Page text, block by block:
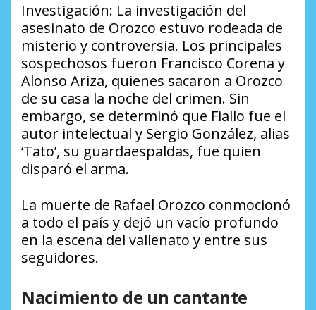
Investigación: La investigación del
asesinato de Orozco estuvo rodeada de
misterio y controversia. Los principales
sospechosos fueron Francisco Corena y
Alonso Ariza, quienes sacaron a Orozco
de su casa la noche del crimen. Sin
embargo, se determinó que Fiallo fue el
autor intelectual y Sergio González, alias
‘Tato’, su guardaespaldas, fue quien
disparó el arma.
La muerte de Rafael Orozco conmocionó
a todo el país y dejó un vacío profundo
en la escena del vallenato y entre sus
seguidores.
Nacimiento de un cantante